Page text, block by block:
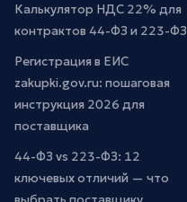
Калькулятор НДС 22% для
контрактов 44-ФЗ и 223-ФЗ
Регистрация в ЕИС
zakupki.gov.ru: пошаговая
инструкция 2026 для
поставщика
44-ФЗ vs 223-ФЗ: 12
ключевых отличий — что